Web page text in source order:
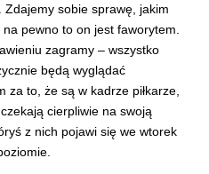
sobie sprawę, jakim
pewno to on jest faworytem.
zagramy – wszystko
będą wyglądać
za to, że są w kadrze piłkarze,
cierpliwie na swoją
z nich pojawi się we wtorek